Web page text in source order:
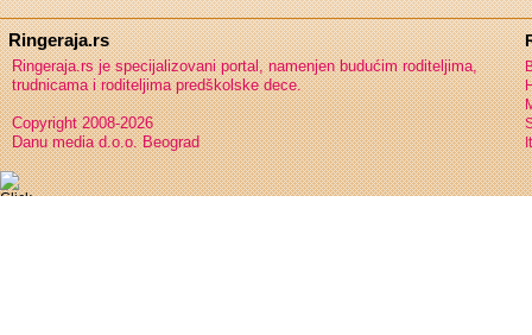
Ringeraja.rs
Ringeraja.rs je specijalizovani portal, namenjen budućim roditeljima,
trudnicama i roditeljima predškolske dece.
Copyright 2008-2026
Danu media d.o.o. Beograd